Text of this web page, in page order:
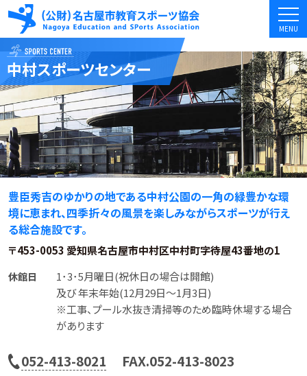
MENU
中村スポーツセンター
豊臣秀吉のゆかりの地である中村公園の一角の緑豊かな環
境に恵まれ、四季折々の風景を楽しみながらスポーツが行え
る総合施設です。
〒453-0053 愛知県名古屋市中村区中村町字待屋43番地の1
休館日
1･3･5月曜日(祝休日の場合は開館)
及び 年末年始(12月29日～1月3日)
※工事、プール水抜き清掃等のため臨時休場する場合
があります
電
052-413-8021 FAX.052-413-8023